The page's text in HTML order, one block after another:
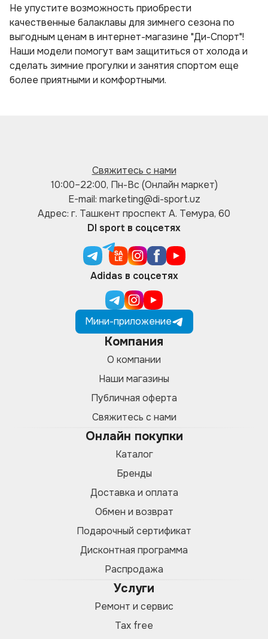
Не упустите возможность приобрести
качественные балаклавы для зимнего сезона по
выгодным ценам в интернет-магазине "Ди-Спорт"!
Наши модели помогут вам защититься от холода и
сделать зимние прогулки и занятия спортом еще
более приятными и комфортными.
Свяжитесь с нами
10:00–22:00, Пн-Вс (Онлайн маркет)
E-mail: marketing@di-sport.uz
Адрес: г. Ташкент проспект А. Темура, 60
DI sport в соцсетях
Adidas в соцсетях
Мини-приложение
Компания
О компании
Наши магазины
Публичная оферта
Свяжитесь с нами
Онлайн покупки
Каталог
Бренды
Доставка и оплата
Обмен и возврат
Подарочный сертификат
Дисконтная программа
Распродажа
Услуги
Ремонт и сервис
Tax free